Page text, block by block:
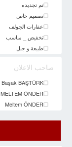
تم تجديده
تصميم خاص
عقارات الجولف
تخفيض _ مناسب
طبيعة و جبل
صاحب الاعلان
Başak BAŞTÜRK
MELTEM ÖNDER
Meltem ÖNDER